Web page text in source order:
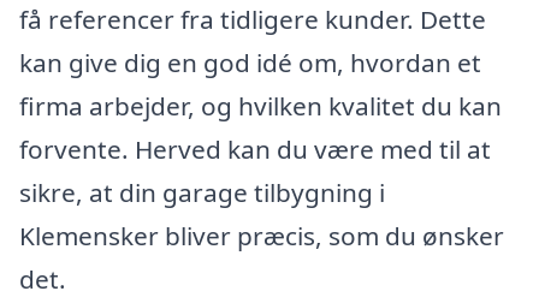
få referencer fra tidligere kunder. Dette
kan give dig en god idé om, hvordan et
firma arbejder, og hvilken kvalitet du kan
forvente. Herved kan du være med til at
sikre, at din garage tilbygning i
Klemensker bliver præcis, som du ønsker
det.